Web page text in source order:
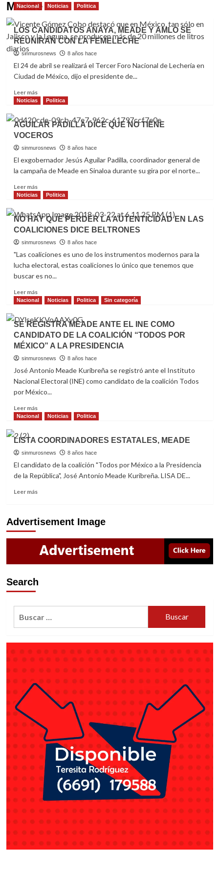
Meade
Nacional Noticias Politica
LOS CANDIDATOS ANAYA, MEADE Y AMLO SE
REUNIRÁN CON LA FEMELECHE
sinmurosnews 8 años hace
El 24 de abril se realizará el Tercer Foro Nacional de Lechería en
Ciudad de México, dijo el presidente de...
Leer másRead
more
LOS
CANDIDATOS
ANAYA,
MEADE
SE
CON
FEMELECHE
Noticias Politica
AGUILAR PADILLA DICE QUE NO TIENE
VOCEROS
sinmurosnews 8 años hace
El exgobernador Jesús Aguilar Padilla, coordinador general de
la campaña de Meade en Sinaloa durante su gira por el norte...
Leer másRead
more
AGUILAR
PADILLA
DICE
QUE
NO
VOCEROS
Noticias Politica
NO HAY QUE PERDER LA AUTENTICIDAD EN LAS
COALICIONES DICE BELTRONES
sinmurosnews 8 años hace
"Las coaliciones es uno de los instrumentos modernos para la
lucha electoral, estas coaliciones lo único que tenemos que
buscar es no...
Leer másRead
more
NO
HAY
QUE
PERDER
LA
EN
LAS
COALICIONES
BELTRONES
Nacional Noticias Politica Sin categoría
SE REGISTRA MEADE ANTE EL INE COMO
CANDIDATO DE LA COALICIÓN “TODOS POR
MÉXICO” A LA PRESIDENCIA
sinmurosnews 8 años hace
José Antonio Meade Kuribreña se registró ante el Instituto
Nacional Electoral (INE) como candidato de la coalición Todos
por México...
Leer másRead
more
REGISTRA
MEADE
ANTE
INE
COMO
LA
COALICIÓN
“TODOS
POR
MÉXICO”
A
PRESIDENCIA
Nacional Noticias Politica
LISTA COORDINADORES ESTATALES, MEADE
sinmurosnews 8 años hace
El candidato de la coalición "Todos por México a la Presidencia
de la República", José Antonio Meade Kuribreña. LISA DE...
Leer másRead
LISTA
COORDINADORES
ESTATALES,
MEADE
Advertisement Image
Search